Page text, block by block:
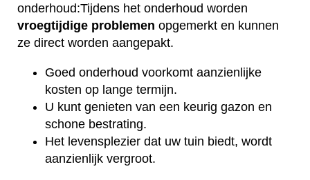
onderhoud:Tijdens het onderhoud worden
vroegtijdige problemen opgemerkt en kunnen
ze direct worden aangepakt.
Goed onderhoud voorkomt aanzienlijke
kosten op lange termijn.
U kunt genieten van een keurig gazon en
schone bestrating.
Het levensplezier dat uw tuin biedt, wordt
aanzienlijk vergroot.